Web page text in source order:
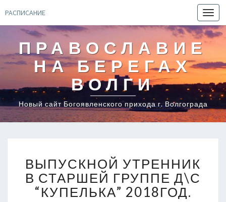
РАСПИСАНИЕ
ПРАВОСЛАВИЕ
НА БЕРЕГАХ
ВОЛГИ
Новый сайт Богоявленского прихода г. Волгограда
УТРЕННИК
В
СТАРШЕЙ
ГРУППЕ
ВЫПУСКНОЙ УТРЕННИК
В СТАРШЕЙ ГРУППЕ Д\С
“КУПЕЛЬКА” 2018ГОД.